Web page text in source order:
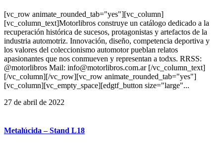
[vc_row animate_rounded_tab="yes"][vc_column]
[vc_column_text]Motorlibros construye un catálogo dedicado a la
recuperación histórica de sucesos, protagonistas y artefactos de la
industria automotriz. Innovación, diseño, competencia deportiva y
los valores del coleccionismo automotor pueblan relatos
apasionantes que nos conmueven y representan a todxs. RRSS:
@motorlibros Mail: info@motorlibros.com.ar [/vc_column_text]
[/vc_column][/vc_row][vc_row animate_rounded_tab="yes"]
[vc_column][vc_empty_space][edgtf_button size="large"...
27 de abril de 2022
Metalúcida – Stand L18